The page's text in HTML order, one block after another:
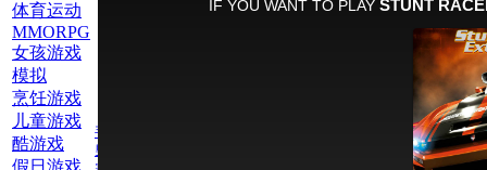
体育运动
MMORPG
女孩游戏
模拟
烹饪游戏
儿童游戏
酷游戏
假日游戏
手机游戏
男孩游戏